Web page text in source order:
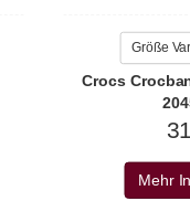
Größe
Crocs
Mehr